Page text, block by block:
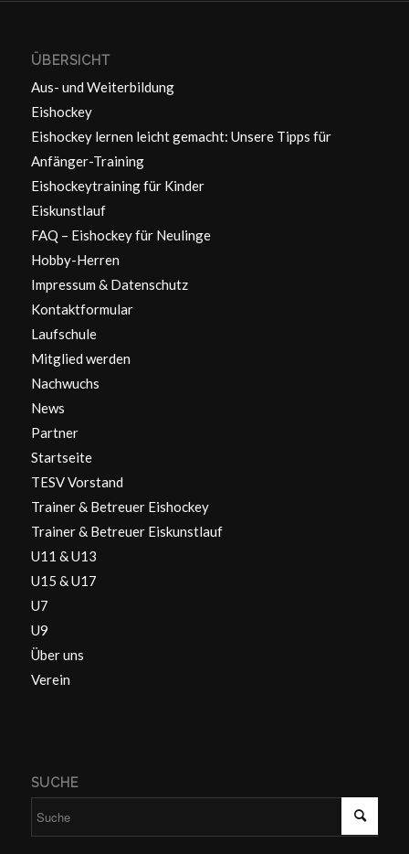
ÜBERSICHT
Aus- und Weiterbildung
Eishockey
Eishockey lernen leicht gemacht: Unsere Tipps für
Anfänger-Training
Eishockeytraining für Kinder
Eiskunstlauf
FAQ – Eishockey für Neulinge
Hobby-Herren
Impressum & Datenschutz
Kontaktformular
Laufschule
Mitglied werden
Nachwuchs
News
Partner
Startseite
TESV Vorstand
Trainer & Betreuer Eishockey
Trainer & Betreuer Eiskunstlauf
U11 & U13
U15 & U17
U7
U9
Über uns
Verein
SUCHE